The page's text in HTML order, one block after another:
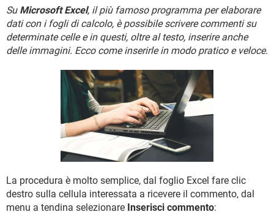
HARDWARE
INSTAGRAM
TIKTOK FACEBOOK
HARDWARE
iOS WINDOWS 10
INSTAGRAM WHATSAPP
TIKTOK FACEBOOK
COVID-19
INTRATTENIMENTO ANDROID
iOS WINDOWS 10
FACEBOOK
Su Microsoft Excel, il più famoso programma per elaborare
dati con i fogli di calcolo, è possibile scrivere commenti su
determinate celle e in questi, oltre al testo, inserire anche
delle immagini. Ecco come inserirle in modo pratico e veloce.
La procedura è molto semplice, dal foglio Excel fare clic
destro sulla cellula interessata a ricevere il commento, dal
menu a tendina selezionare Inserisci commento: